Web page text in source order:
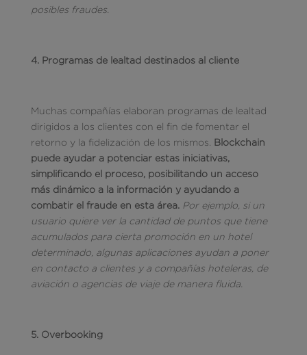
posibles fraudes.
4. Programas de lealtad destinados al cliente
Muchas compañías elaboran programas de lealtad
dirigidos a los clientes con el fin de fomentar el
retorno y la fidelización de los mismos. Blockchain
puede ayudar a potenciar estas iniciativas,
simplificando el proceso, posibilitando un acceso
más dinámico a la información y ayudando a
combatir el fraude en esta área. Por ejemplo, si un
usuario quiere ver la cantidad de puntos que tiene
acumulados para cierta promoción en un hotel
determinado, algunas aplicaciones ayudan a poner
en contacto a clientes y a compañías hoteleras, de
aviación o agencias de viaje de manera fluida.
5. Overbooking